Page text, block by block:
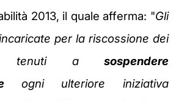
2013, il quale afferma: "Gli
per la riscossione dei
tenuti a sospendere
ogni ulteriore iniziativa